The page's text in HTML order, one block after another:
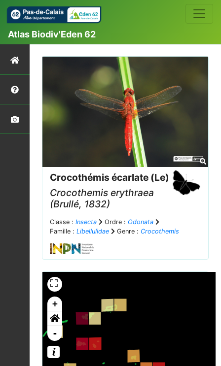
Atlas Biodiv'Eden 62
Crocothémis écarlate (Le)
Crocothemis erythraea
(Brullé, 1832)
Classe : Insecta Ordre : Odonata
Famille : Libellulidae Genre : Crocothemis
+
-